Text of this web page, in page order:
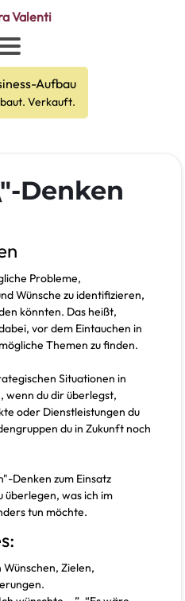
Valenti
Aufbau
Verkauft.
Denken
Probleme,
Wünsche zu identifizieren,
könnten. Das heißt,
vor dem Eintauchen in
Themen zu finden.
Situationen in
wenn du dir überlegst,
oder Dienstleistungen du
du in Zukunft noch
Denken zum Einsatz
überlegen, was ich im
tun möchte.
Zielen,